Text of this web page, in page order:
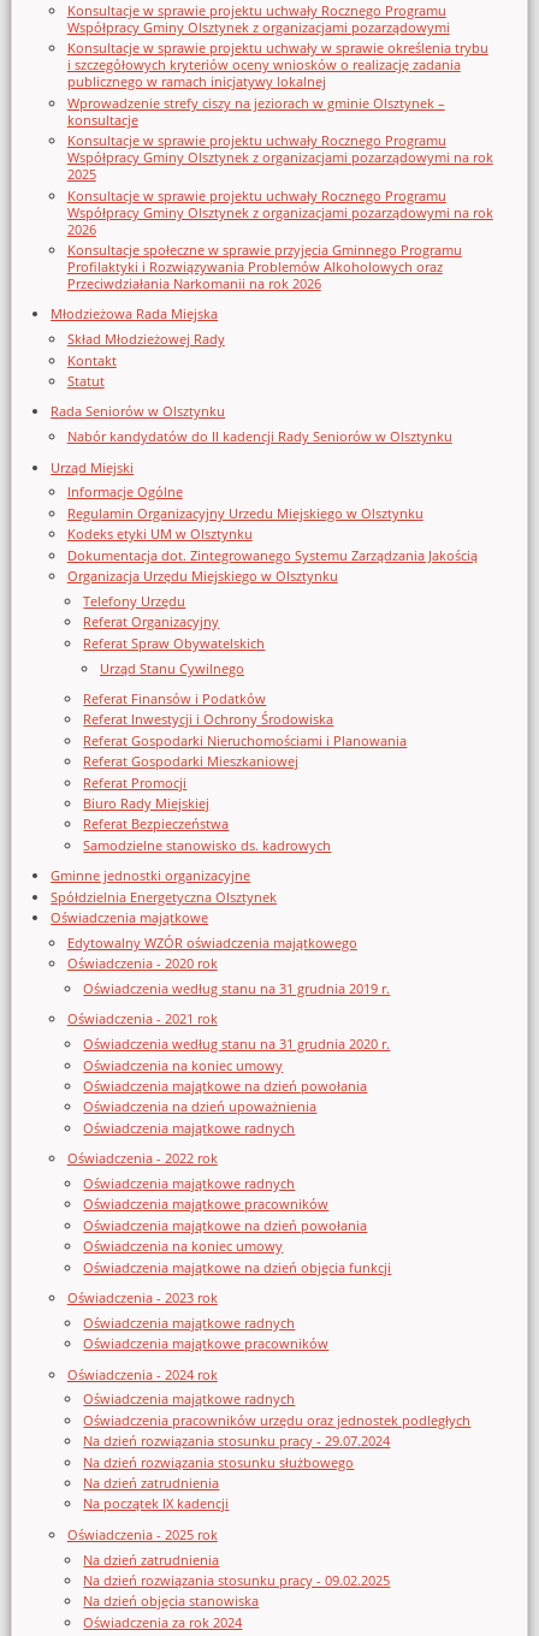
Konsultacje w sprawie projektu uchwały Rocznego Programu
Współpracy Gminy Olsztynek z organizacjami pozarządowymi
Konsultacje w sprawie projektu uchwały w sprawie określenia trybu
i szczegółowych kryteriów oceny wniosków o realizację zadania
publicznego w ramach inicjatywy lokalnej
Wprowadzenie strefy ciszy na jeziorach w gminie Olsztynek –
konsultacje
Konsultacje w sprawie projektu uchwały Rocznego Programu
Współpracy Gminy Olsztynek z organizacjami pozarządowymi na rok
2025
Konsultacje w sprawie projektu uchwały Rocznego Programu
Współpracy Gminy Olsztynek z organizacjami pozarządowymi na rok
2026
Konsultacje społeczne w sprawie przyjęcia Gminnego Programu
Profilaktyki i Rozwiązywania Problemów Alkoholowych oraz
Przeciwdziałania Narkomanii na rok 2026
Młodzieżowa Rada Miejska
Skład Młodzieżowej Rady
Kontakt
Statut
Rada Seniorów w Olsztynku
Nabór kandydatów do II kadencji Rady Seniorów w Olsztynku
Urząd Miejski
Informacje Ogólne
Regulamin Organizacyjny Urzedu Miejskiego w Olsztynku
Kodeks etyki UM w Olsztynku
Dokumentacja dot. Zintegrowanego Systemu Zarządzania Jakością
Organizacja Urzędu Miejskiego w Olsztynku
Telefony Urzędu
Referat Organizacyjny
Referat Spraw Obywatelskich
Urząd Stanu Cywilnego
Referat Finansów i Podatków
Referat Inwestycji i Ochrony Środowiska
Referat Gospodarki Nieruchomościami i Planowania
Referat Gospodarki Mieszkaniowej
Referat Promocji
Biuro Rady Miejskiej
Referat Bezpieczeństwa
Samodzielne stanowisko ds. kadrowych
Gminne jednostki organizacyjne
Spółdzielnia Energetyczna Olsztynek
Oświadczenia majątkowe
Edytowalny WZÓR oświadczenia majątkowego
Oświadczenia - 2020 rok
Oświadczenia według stanu na 31 grudnia 2019 r.
Oświadczenia - 2021 rok
Oświadczenia według stanu na 31 grudnia 2020 r.
Oświadczenia na koniec umowy
Oświadczenia majątkowe na dzień powołania
Oświadczenia na dzień upoważnienia
Oświadczenia majątkowe radnych
Oświadczenia - 2022 rok
Oświadczenia majątkowe radnych
Oświadczenia majątkowe pracowników
Oświadczenia majątkowe na dzień powołania
Oświadczenia na koniec umowy
Oświadczenia majątkowe na dzień objęcia funkcji
Oświadczenia - 2023 rok
Oświadczenia majątkowe radnych
Oświadczenia majątkowe pracowników
Oświadczenia - 2024 rok
Oświadczenia majątkowe radnych
Oświadczenia pracowników urzędu oraz jednostek podległych
Na dzień rozwiązania stosunku pracy - 29.07.2024
Na dzień rozwiązania stosunku służbowego
Na dzień zatrudnienia
Na początek IX kadencji
Oświadczenia - 2025 rok
Na dzień zatrudnienia
Na dzień rozwiązania stosunku pracy - 09.02.2025
Na dzień objęcia stanowiska
Oświadczenia za rok 2024